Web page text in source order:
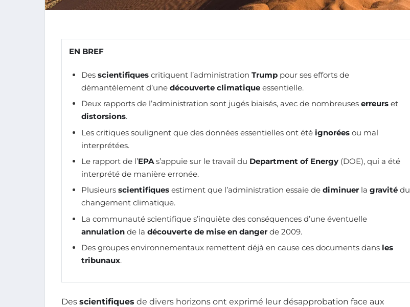
EN BREF
Des scientifiques critiquent l’administration Trump pour ses efforts de
démantèlement d’une découverte climatique essentielle.
Deux rapports de l’administration sont jugés biaisés, avec de nombreuses erreurs et
distorsions.
Les critiques soulignent que des données essentielles ont été ignorées ou mal
interprétées.
Le rapport de l’EPAs’appuie sur le travail du Department of Energy (DOE), qui a été
interprété de manière erronée.
Plusieurs scientifiques estiment que l’administration essaie de diminuer la gravité du
changement climatique.
La communauté scientifique s’inquiète des conséquences d’une éventuelle
annulation de la découverte de mise en danger de 2009.
Des groupes environnementaux remettent déjà en cause ces documents dans les
tribunaux.
Des scientifiques de divers horizons ont exprimé leur désapprobation face aux